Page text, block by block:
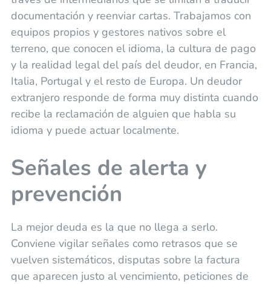
documentación y reenviar cartas. Trabajamos con
equipos propios y gestores nativos sobre el
terreno, que conocen el idioma, la cultura de pago
y la realidad legal del país del deudor, en Francia,
Italia, Portugal y el resto de Europa. Un deudor
extranjero responde de forma muy distinta cuando
recibe la reclamación de alguien que habla su
idioma y puede actuar localmente.
Señales de alerta y
prevención
La mejor deuda es la que no llega a serlo.
Conviene vigilar señales como retrasos que se
vuelven sistemáticos, disputas sobre la factura
que aparecen justo al vencimiento, peticiones de